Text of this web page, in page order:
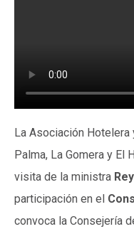
La Asociación
Palma, La Gomera y El
visita de la ministra
participación en el
convoca la Consejería